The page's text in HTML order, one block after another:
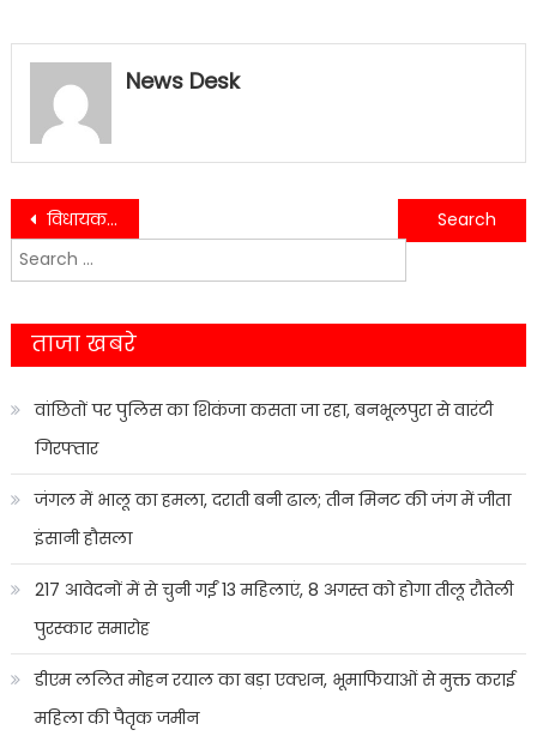
News Desk
Post
navigation
विधायक सुमित हृदयेश ने सरकार पर लगाया युवाओं के साथ छलावा करने का आरोप….
एक बार फिर दिनेशपुर पुलिस ने कि मानवता की मिसाल पेश ,चंद मिनट में खोए हुए बच्चे को पहुचाया उसके घर .…
Search
for:
ताजा खबरे
वांछितों पर पुलिस का शिकंजा कसता जा रहा, बनभूलपुरा से वारंटी
गिरफ्तार
जंगल में भालू का हमला, दराती बनी ढाल; तीन मिनट की जंग में जीता
इंसानी हौसला
217 आवेदनों में से चुनी गईं 13 महिलाएं, 8 अगस्त को होगा तीलू रौतेली
पुरस्कार समारोह
डीएम ललित मोहन रयाल का बड़ा एक्शन, भूमाफियाओं से मुक्त कराई
महिला की पैतृक जमीन